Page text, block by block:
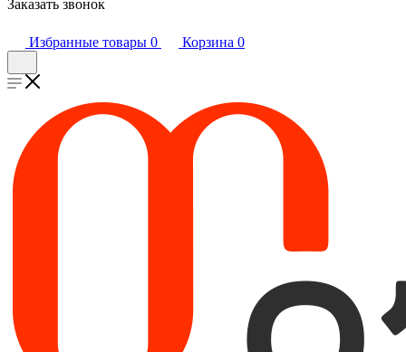
Заказать звонок
Избранные товары 0 Корзина 0